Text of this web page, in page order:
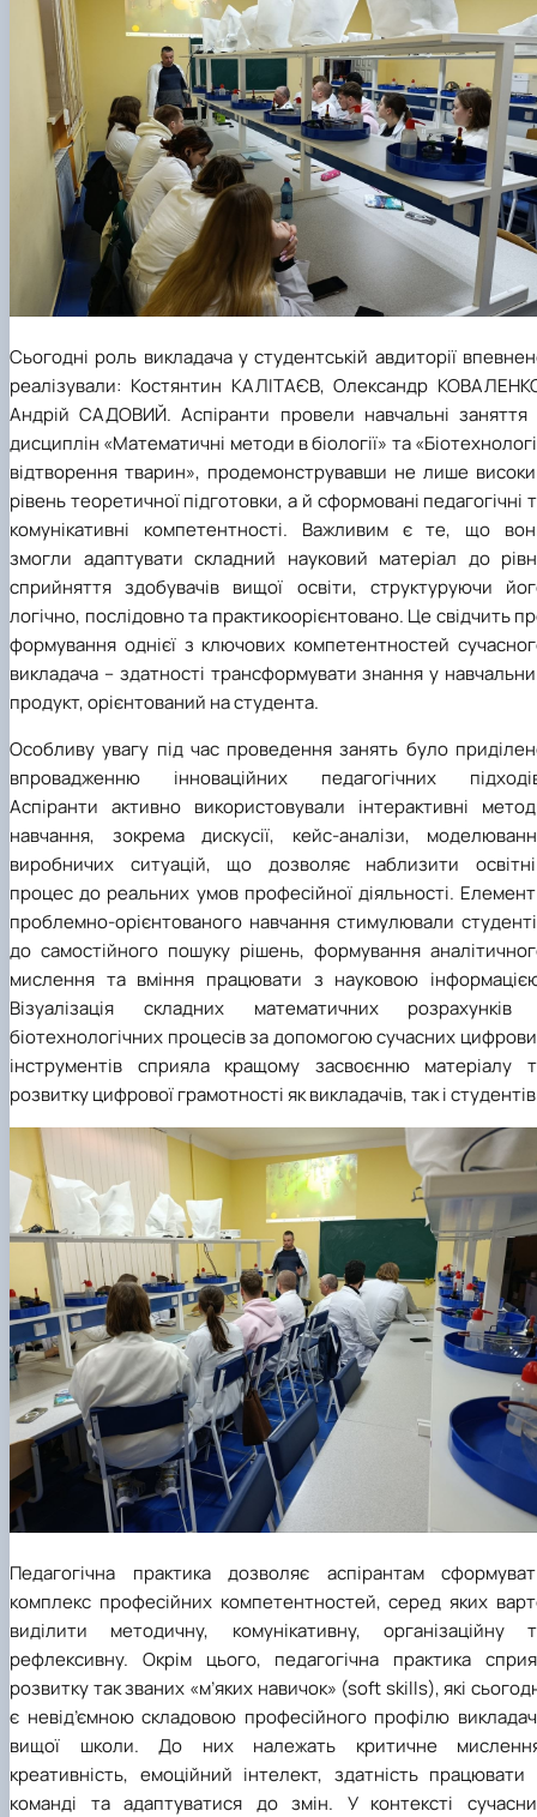
Сьогодні роль викладача у студентській авдиторії
реалізували: Костянтин КАЛІТАЄВ, Олександр
Андрій САДОВИЙ. Аспіранти провели навчальні заняття
дисциплін «Математичні методи в біології» та
відтворення тварин», продемонструвавши не лише
рівень теоретичної підготовки, а й сформовані педагогічні
комунікативні компетентності. Важливим є те, що
змогли адаптувати складний науковий матеріал до
сприйняття здобувачів вищої освіти, структуруючи
логічно, послідовно та практикоорієнтовано. Це свідчить
формування однієї з ключових компетентностей
викладача – здатності трансформувати знання у
продукт, орієнтований на студента.
Особливу увагу під час проведення занять було
впровадженню інноваційних педагогічних
Аспіранти активно використовували інтерактивні
навчання, зокрема дискусії, кейс-аналізи,
виробничих ситуацій, що дозволяє наблизити
процес до реальних умов професійної діяльності.
проблемно-орієнтованого навчання стимулювали
до самостійного пошуку рішень, формування
мислення та вміння працювати з науковою
Візуалізація складних математичних розрахунків
біотехнологічних процесів за допомогою сучасних
інструментів сприяла кращому засвоєнню матеріалу
розвитку цифрової грамотності як викладачів, так і
Педагогічна практика дозволяє аспірантам
комплекс професійних компетентностей, серед яких
виділити методичну, комунікативну, організаційну
рефлексивну. Окрім цього, педагогічна практика
розвитку так званих «м’яких навичок» (soft skills), які
є невід’ємною складовою професійного профілю
вищої школи. До них належать критичне
креативність, емоційний інтелект, здатність працювати
команді та адаптуватися до змін. У контексті